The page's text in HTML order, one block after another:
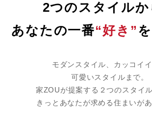
2つのスタイルか
あなたの一番“好き”
モダンスタイル、カッコイ
可愛いスタイルまで。
家ZOUが提案する２つのスタイル
きっとあなたが求める住まいがあ